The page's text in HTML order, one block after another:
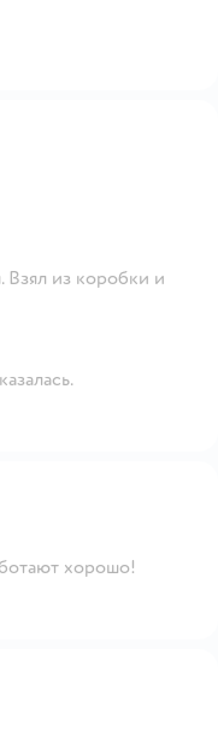
из коробки и
хорошо!